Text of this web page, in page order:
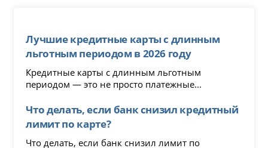
Лучшие кредитные карты с длинным
льготным периодом в 2026 году
Кредитные карты с длинным льготным
периодом — это не просто платежные...
Что делать, если банк снизил кредитный
лимит по карте?
Что делать, если банк снизил лимит по